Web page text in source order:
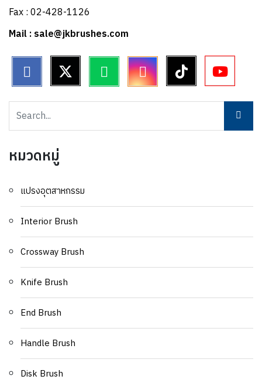
หมวดหมู่
แปรงอุตสาหกรรม
Interior Brush
Crossway Brush
Knife Brush
End Brush
Handle Brush
Disk Brush
Fax : 02-428-1126
Mail : sale@jkbrushes.com